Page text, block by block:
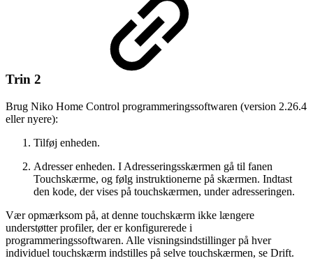
Trin 2
Brug Niko Home Control programmeringssoftwaren (version 2.26.4
eller nyere):
Tilføj enheden.
Adresser enheden. I Adresseringsskærmen gå til fanen
Touchskærme, og følg instruktionerne på skærmen. Indtast
den kode, der vises på touchskærmen, under adresseringen.
Vær opmærksom på, at denne touchskærm ikke længere
understøtter profiler, der er konfigurerede i
programmeringssoftwaren. Alle visningsindstillinger på hver
individuel touchskærm indstilles på selve touchskærmen, se Drift.